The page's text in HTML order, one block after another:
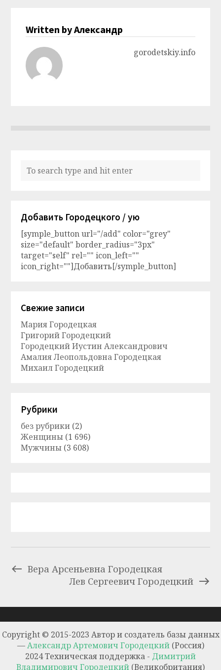
Written by Александр
gorodetskiy.info
Добавить Городецкого / ую
[symple_button url="/add" color="grey"
size="default" border_radius="3px"
target="self" rel="" icon_left=""
icon_right=""]Добавить[/symple_button]
Свежие записи
Мария Городецкая
Григорий Городецкий
Городецкий Иустин Александрович
Амалия Леопольдовна Городецкая
Михаил Городецкий
Рубрики
без рубрики (2)
Женщины (1 696)
Мужчины (3 608)
Вера Арсеньевна Городецкая
Лев Сергеевич Городецкий
Copyright © 2015-2023 Автор и создатель базы данных
—Александр Артемович Городецкий(Россия)
2024 Техническая поддержка - Димитрий
Владимирович Городецкий (Великобритания)